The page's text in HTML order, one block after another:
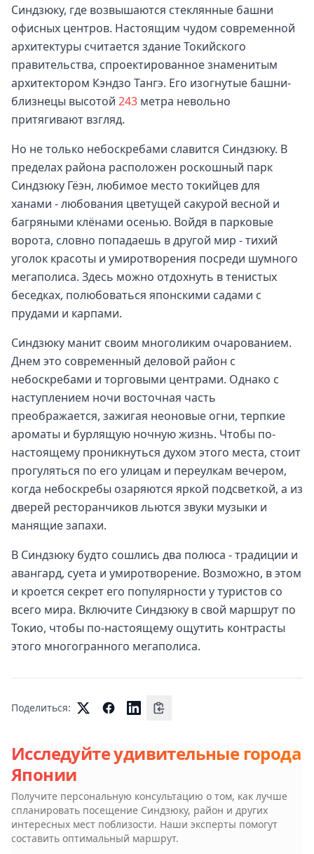
Синдзюку, где возвышаются стеклянные башни
офисных центров. Настоящим чудом современной
архитектуры считается здание Токийского
правительства, спроектированное знаменитым
архитектором Кэндзо Тангэ. Его изогнутые башни-
близнецы высотой 243 метра невольно
притягивают взгляд.
Но не только небоскребами славится Синдзюку. В
пределах района расположен роскошный парк
Синдзюку Гёэн, любимое место токийцев для
ханами - любования цветущей сакурой весной и
багряными клёнами осенью. Войдя в парковые
ворота, словно попадаешь в другой мир - тихий
уголок красоты и умиротворения посреди шумного
мегаполиса. Здесь можно отдохнуть в тенистых
беседках, полюбоваться японскими садами с
прудами и карпами.
Синдзюку манит своим многоликим очарованием.
Днем это современный деловой район с
небоскребами и торговыми центрами. Однако с
наступлением ночи восточная часть
преображается, зажигая неоновые огни, терпкие
ароматы и бурлящую ночную жизнь. Чтобы по-
настоящему проникнуться духом этого места, стоит
прогуляться по его улицам и переулкам вечером,
когда небоскребы озаряются яркой подсветкой, а из
дверей ресторанчиков льются звуки музыки и
манящие запахи.
В Синдзюку будто сошлись два полюса - традиции и
авангард, суета и умиротворение. Возможно, в этом
и кроется секрет его популярности у туристов со
всего мира. Включите Синдзюку в свой маршрут по
Токио, чтобы по-настоящему ощутить контрасты
этого многогранного мегаполиса.
Поделиться:
Исследуйте удивительные города
Японии
Получите персональную консультацию о том, как лучше
спланировать посещение Синдзюку, район и других
интересных мест поблизости. Наши эксперты помогут
составить оптимальный маршрут.